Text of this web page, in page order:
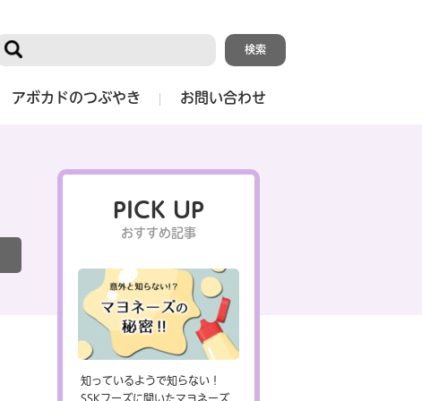
アボカドのつぶやき お問い合わせ
PICK UP
おすすめ記事
知っているようで知らない！
SSKフーズに聞いたマヨネーズ